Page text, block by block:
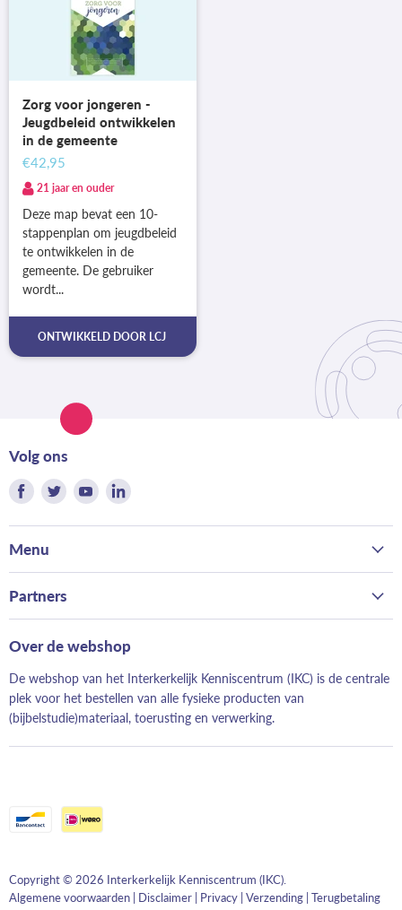
Zorg voor jongeren -
Jeugdbeleid ontwikkelen
in de gemeente
€42,95
21 jaar en ouder
Deze map bevat een 10-
stappenplan om jeugdbeleid
te ontwikkelen in de
gemeente. De gebruiker
wordt...
ONTWIKKELD DOOR LCJ
Volg ons
Vind
Facebook
Vind Vind Vind
Menu
Evangelisatie
Partners
Landelijk Contact Jeugdwerk
Hervormd Jeugdwerk
Evangeliestek
Moeskruid
Over de webshop
De webshop van het Interkerkelijk Kenniscentrum (IKC) is de centrale
plek voor het bestellen van alle fysieke producten van
(bijbelstudie)materiaal, toerusting en verwerking.
Copyright © 2026 Interkerkelijk Kenniscentrum (IKC).
Algemene voorwaarden
Disclaimer Privacy Verzending Terugbetaling